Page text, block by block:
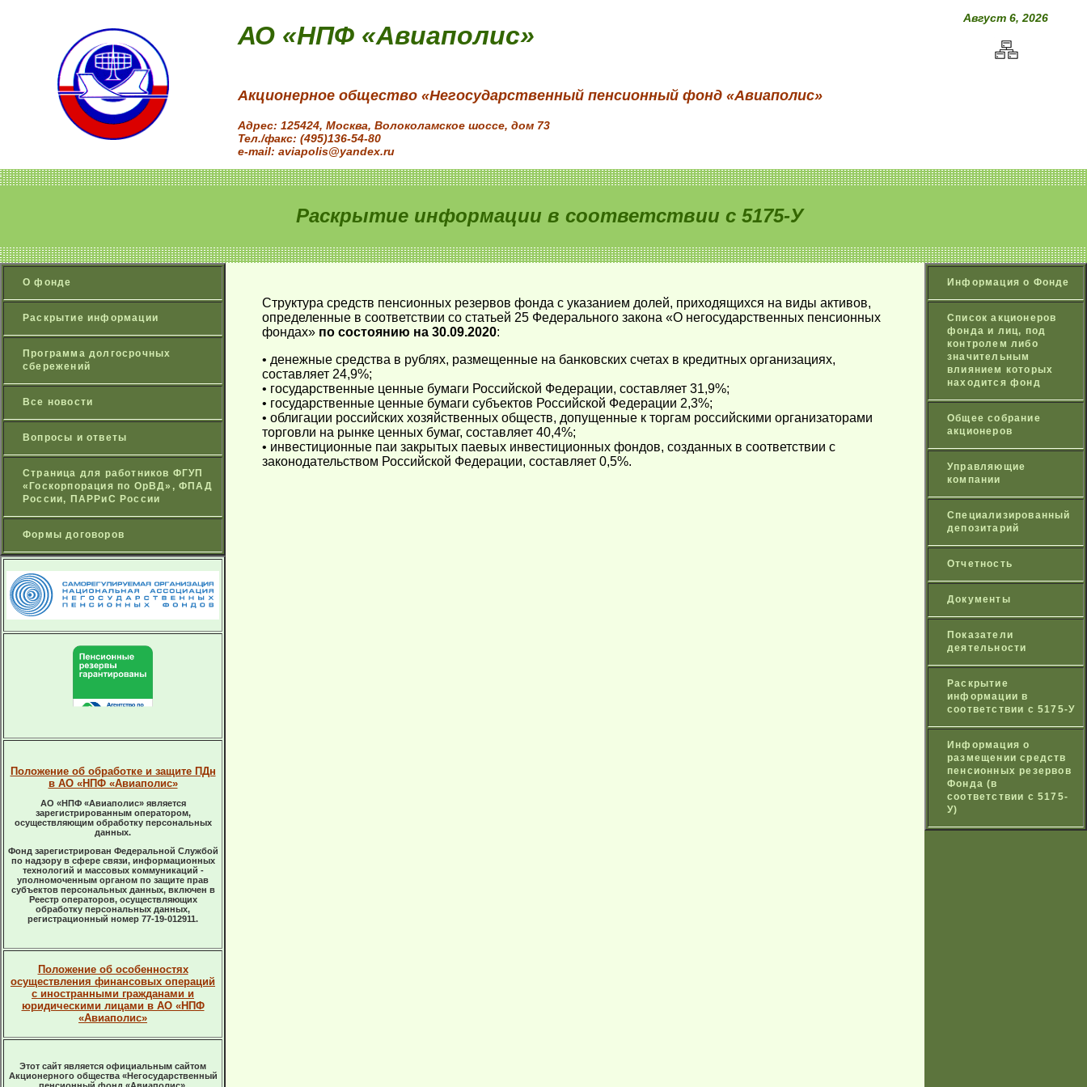
АО «НПФ «Авиаполис»
Август 6, 2026
Акционерное общество «Негосударственный пенсионный фонд «Авиаполис»
Адрес: 125424, Москва, Волоколамское шоссе, дом 73
Тел./факс: (495)136-54-80
e-mail: aviapolis@yandex.ru
Раскрытие информации в соответствии с 5175-У
О фонде
Раскрытие информации
Программа долгосрочных
сбережений
Все новости
Вопросы и ответы
Страница для работников ФГУП
«Госкорпорация по ОрВД», ФПАД
России, ПАРРиС России
Формы договоров
Положение об обработке и защите ПДн
в АО «НПФ «Авиаполис»
АО «НПФ «Авиаполис» является
зарегистрированным оператором,
осуществляющим обработку персональных
данных.
Фонд зарегистрирован Федеральной Службой
по надзору в сфере связи, информационных
технологий и массовых коммуникаций -
уполномоченным органом по защите прав
субъектов персональных данных, включен в
Реестр операторов, осуществляющих
обработку персональных данных,
регистрационный номер 77-19-012911.
Положение об особенностях
осуществления финансовых операций
с иностранными гражданами и
юридическими лицами в АО «НПФ
«Авиаполис»
Этот сайт является официальным сайтом
Акционерного общества «Негосударственный
Структура средств пенсионных резервов фонда с указанием долей, приходящихся на виды активов,
определенные в соответствии со статьей 25 Федерального закона «О негосударственных пенсионных
фондах» по состоянию на 30.09.2020:
• денежные средства в рублях, размещенные на банковских счетах в кредитных организациях,
составляет 24,9%;
• государственные ценные бумаги Российской Федерации, составляет 31,9%;
• государственные ценные бумаги субъектов Российской Федерации 2,3%;
• облигации российских хозяйственных обществ, допущенные к торгам российскими организаторами
торговли на рынке ценных бумаг, составляет 40,4%;
• инвестиционные паи закрытых паевых инвестиционных фондов, созданных в соответствии с
законодательством Российской Федерации, составляет 0,5%.
Информация о Фонде
Список акционеров
фонда и лиц, под
контролем либо
значительным
влиянием которых
находится фонд
Общее собрание
акционеров
Управляющие
компании
Специализированный
депозитарий
Отчетность
Документы
Показатели
деятельности
Раскрытие
информации в
соответствии с 5175-У
Информация о
размещении средств
пенсионных резервов
Фонда (в
соответствии с 5175-
У)